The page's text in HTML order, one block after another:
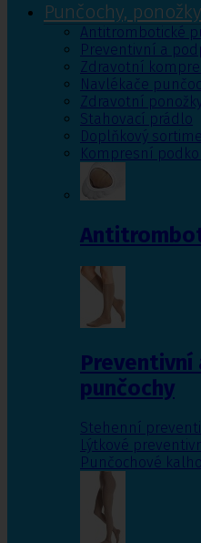
Punčochy, ponožky
Antitrombotické
Preventivní a
Zdravotní
Navlékače
Zdravotní
Stahovací prádlo
Doplňkový
Kompresní
Preventivní
punčochy
Stehenní
Lýtkové
Punčochové